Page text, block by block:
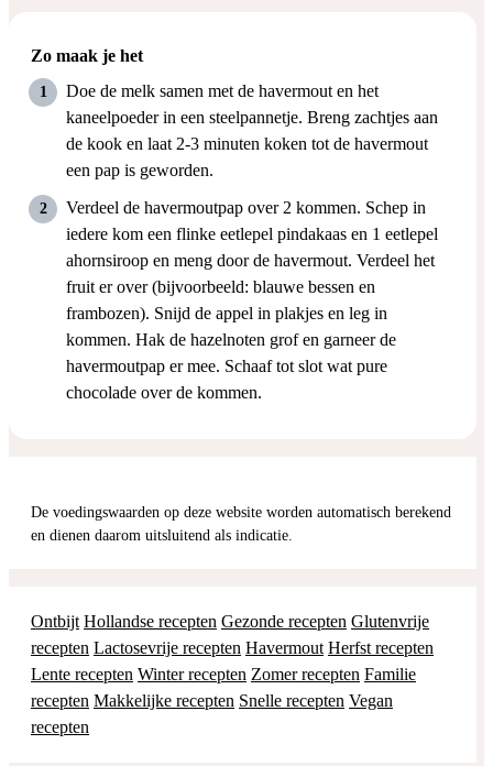
Zo maak je het
Doe de melk samen met de havermout en het
kaneelpoeder in een steelpannetje. Breng zachtjes aan
de kook en laat 2-3 minuten koken tot de havermout
een pap is geworden.
Verdeel de havermoutpap over 2 kommen. Schep in
iedere kom een flinke eetlepel pindakaas en 1 eetlepel
ahornsiroop en meng door de havermout. Verdeel het
fruit er over (bijvoorbeeld: blauwe bessen en
frambozen). Snijd de appel in plakjes en leg in
kommen. Hak de hazelnoten grof en garneer de
havermoutpap er mee. Schaaf tot slot wat pure
chocolade over de kommen.
De voedingswaarden op deze website worden automatisch berekend
en dienen daarom uitsluitend als indicatie.
Ontbijt Hollandse recepten Gezonde recepten Glutenvrije
recepten Lactosevrije recepten Havermout Herfst recepten
Lente recepten Winter recepten Zomer recepten Familie
recepten Makkelijke recepten Snelle recepten Vegan
recepten